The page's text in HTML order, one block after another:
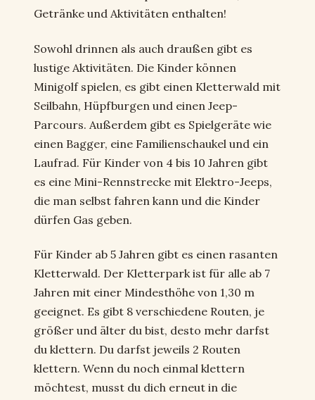
Getränke und Aktivitäten enthalten!
Sowohl drinnen als auch draußen gibt es
lustige Aktivitäten. Die Kinder können
Minigolf spielen, es gibt einen Kletterwald mit
Seilbahn, Hüpfburgen und einen Jeep-
Parcours. Außerdem gibt es Spielgeräte wie
einen Bagger, eine Familienschaukel und ein
Laufrad. Für Kinder von 4 bis 10 Jahren gibt
es eine Mini-Rennstrecke mit Elektro-Jeeps,
die man selbst fahren kann und die Kinder
dürfen Gas geben.
Für Kinder ab 5 Jahren gibt es einen rasanten
Kletterwald. Der Kletterpark ist für alle ab 7
Jahren mit einer Mindesthöhe von 1,30 m
geeignet. Es gibt 8 verschiedene Routen, je
größer und älter du bist, desto mehr darfst
du klettern. Du darfst jeweils 2 Routen
klettern. Wenn du noch einmal klettern
möchtest, musst du dich erneut in die